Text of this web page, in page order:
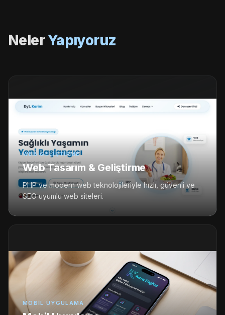
NelerYapıyoruz
WEB GELIŞTIRME
Web Tasarım & Geliştirme
PHP ve modern web teknolojileriyle hızlı, güvenli ve
SEO uyumlu web siteleri.
MOBIL UYGULAMA